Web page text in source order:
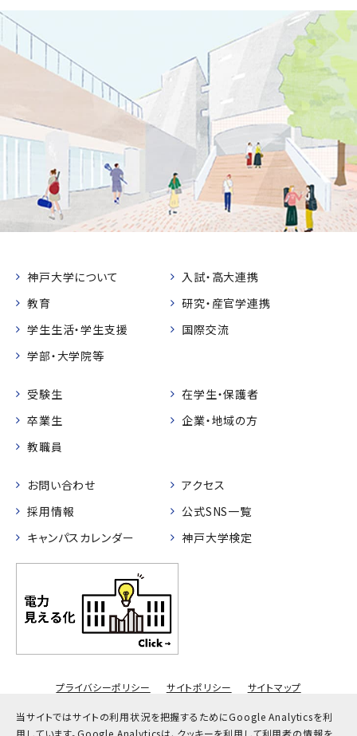
当サイトではサイトの利用状況を把握するためにGoogle Analyticsを利
用しています。Google Analyticsは、クッキーを利用して利用者の情報を
神戸大学について
入試・高大連携
教育
研究・産官学連携
学生生活・学生支援
国際交流
学部・大学院等
受験生
在学生・保護者
卒業生
企業・地域の方
教職員
お問い合わせ
アクセス
採用情報
公式SNS一覧
キャンパスカレンダー
神戸大学検定
プライバシーポリシー サイトポリシー サイトマップ
© Kobe University